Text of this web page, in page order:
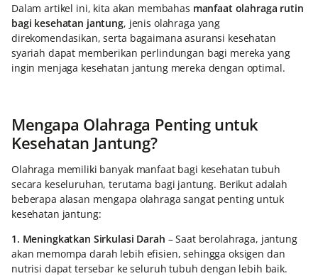
Dalam artikel ini, kita akan membahas manfaat olahraga rutin
bagi kesehatan jantung, jenis olahraga yang
direkomendasikan, serta bagaimana asuransi kesehatan
syariah dapat memberikan perlindungan bagi mereka yang
ingin menjaga kesehatan jantung mereka dengan optimal.
Mengapa Olahraga Penting untuk
Kesehatan Jantung?
Olahraga memiliki banyak manfaat bagi kesehatan tubuh
secara keseluruhan, terutama bagi jantung. Berikut adalah
beberapa alasan mengapa olahraga sangat penting untuk
kesehatan jantung:
1. Meningkatkan Sirkulasi Darah – Saat berolahraga, jantung
akan memompa darah lebih efisien, sehingga oksigen dan
nutrisi dapat tersebar ke seluruh tubuh dengan lebih baik.